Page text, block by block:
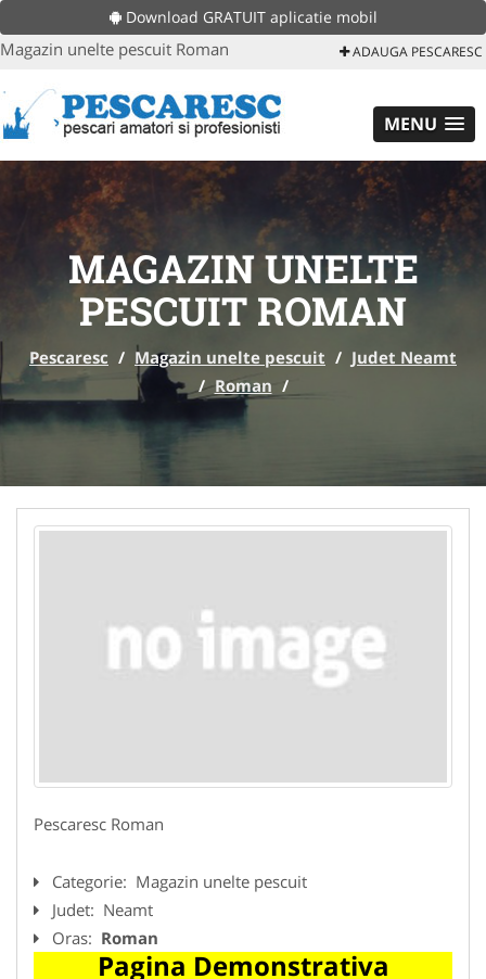
Download GRATUIT aplicatie mobil
Magazin unelte pescuit Roman ADAUGA PESCARESC
MENU
MAGAZIN UNELTE
PESCUIT ROMAN
Pescaresc / Magazin unelte pescuit / Judet Neamt
/ Roman /
Pescaresc Roman
Categorie: Magazin unelte pescuit
Judet: Neamt
Oras: Roman
Pagina Demonstrativa